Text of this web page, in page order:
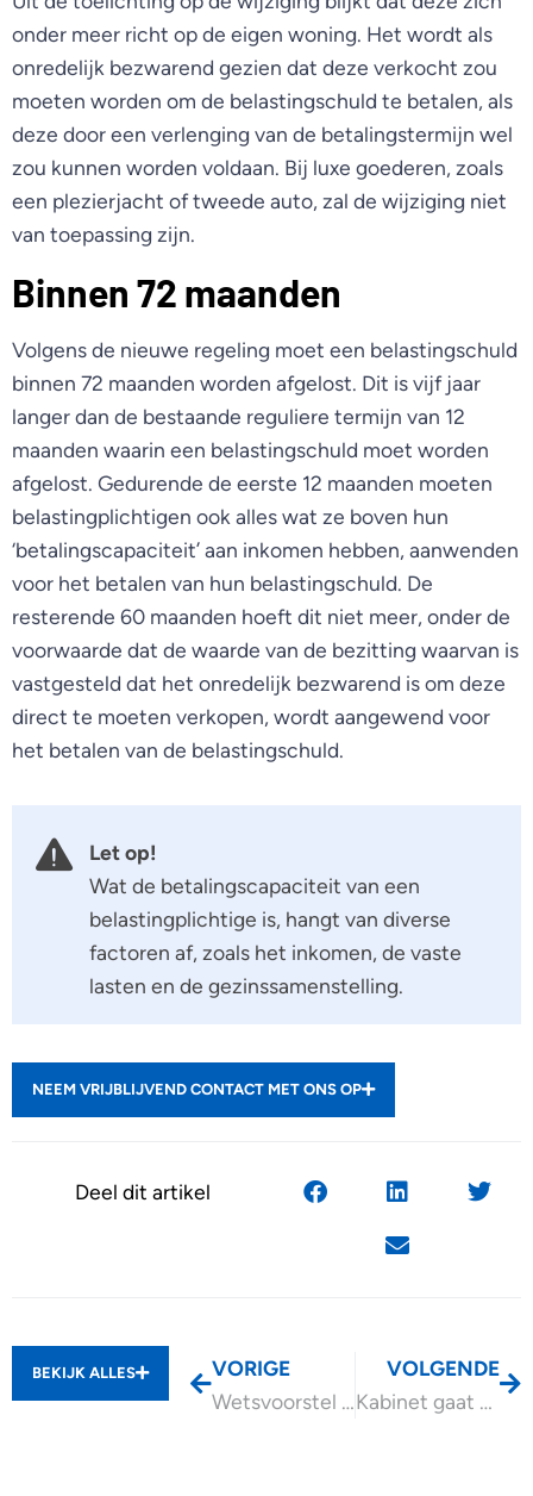
onder meer richt op de eigen woning. Het wordt als
onredelijk bezwarend gezien dat deze verkocht zou
moeten worden om de belastingschuld te betalen, als
deze door een verlenging van de betalingstermijn wel
zou kunnen worden voldaan. Bij luxe goederen, zoals
een plezierjacht of tweede auto, zal de wijziging niet
van toepassing zijn.
Binnen 72 maanden
Volgens de nieuwe regeling moet een belastingschuld
binnen 72 maanden worden afgelost. Dit is vijf jaar
langer dan de bestaande reguliere termijn van 12
maanden waarin een belastingschuld moet worden
afgelost. Gedurende de eerste 12 maanden moeten
belastingplichtigen ook alles wat ze boven hun
‘betalingscapaciteit’ aan inkomen hebben, aanwenden
voor het betalen van hun belastingschuld. De
resterende 60 maanden hoeft dit niet meer, onder de
voorwaarde dat de waarde van de bezitting waarvan is
vastgesteld dat het onredelijk bezwarend is om deze
direct te moeten verkopen, wordt aangewend voor
het betalen van de belastingschuld.
Let op!
Wat de betalingscapaciteit van een
belastingplichtige is, hangt van diverse
factoren af, zoals het inkomen, de vaste
lasten en de gezinssamenstelling.
NEEM VRIJBLIJVEND CONTACT MET ONS OP
Deel dit artikel
BEKIJK ALLES
VORIGE
Wetsvoorstel Vbar bij Tweede Kamer ingediend
VOLGENDE
Kabinet gaat toeslagenstelsel verbeteren